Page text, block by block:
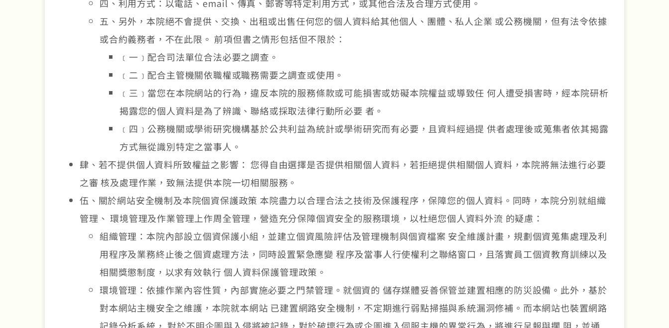
四、利用方式：以電話、email、傳真、郵寄等特定利用方式，或其他合法及合理方式使用。
五、另外，本院絕不會提供、交換、出租或出售任何您的個人資料給其他個人、團體、私人企業 或公務機關，但有法令依據
或合約義務者，不在此限。 前項但書之情形包括但不限於：
﹝一﹞配合司法單位合法必要之調查。
﹝二﹞配合主管機關依職權或職務需要之調查或使用。
﹝三﹞當您在本院網站的行為，違反本院的服務條款或可能損害或妨礙本院權益或導致任 何人遭受損害時，經本院研析
揭露您的個人資料是為了辨識、聯絡或採取法律行動所必要 者。
﹝四﹞公務機關或學術研究機構基於公共利益為統計或學術研究而有必要，且資料經過提 供者處理後或蒐集者依其揭露
方式無從識別特定之當事人。
肆、若不提供個人資料所致權益之影響： 您得自由選擇是否提供相關個人資料，若拒絕提供相關個人資料，本院將無法進行必要
之審 核及處理作業，致無法提供本院一切相關服務。
伍、關於網站安全機制及本院個資保護政策 本院盡力以合理合法之技術及保護程序，保障您的個人資料。同時，本院分別就組織
管理、 環境管理及作業管理上作周全管理，營造充分保障個資安全的服務環境，以杜絕您個人資料外流 的疑慮：
組織管理：本院內部設立個資保護小組，並建立個資風險評估及管理機制與個資檔案 安全維護計畫，規劃個資蒐集處理及利
用程序及業務終止後之個資處理方法，同時設置緊急應變 程序及當事人行使權利之聯絡窗口，且落實員工個資教育訓練以及
相關獎懲制度，以求有效執行 個人資料保護管理政策。
環境管理：依據作業內容性質，內部實施必要之門禁管理。就個資的 儲存媒體妥善保管並建置相應的防災設備。此外，基於
對本網站主機安全之維護，本院就本網站 已建置網路安全機制，不定期進行弱點掃描與系統漏洞修補。而本網站也裝置網路